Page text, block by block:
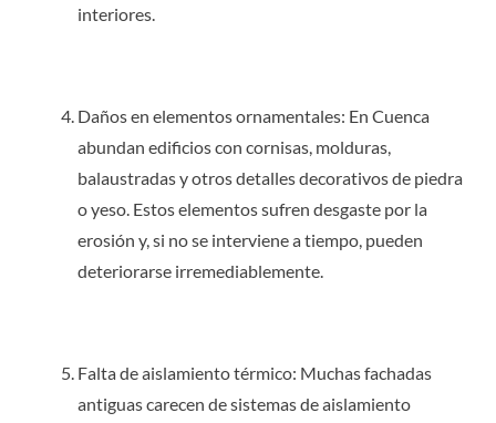
interiores.
Daños en elementos ornamentales: En Cuenca
abundan edificios con cornisas, molduras,
balaustradas y otros detalles decorativos de piedra
o yeso. Estos elementos sufren desgaste por la
erosión y, si no se interviene a tiempo, pueden
deteriorarse irremediablemente.
Falta de aislamiento térmico: Muchas fachadas
antiguas carecen de sistemas de aislamiento